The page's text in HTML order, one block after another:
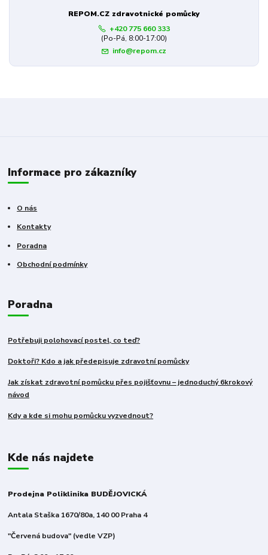
REPOM.CZ zdravotnické pomůcky
+420 775 660 333
(Po-Pá, 8:00-17:00)
info@repom.cz
Informace pro zákazníky
O nás
Kontakty
Poradna
Obchodní podmínky
Poradna
Potřebuji polohovací postel, co teď?
Doktoři? Kdo a jak předepisuje zdravotní pomůcky
Jak získat zdravotní pomůcku přes pojišťovnu – jednoduchý 6krokový
návod
Kdy a kde si mohu pomůcku vyzvednout?
Kde nás najdete
Prodejna Poliklinika BUDĚJOVICKÁ
Antala Staška 1670/80a, 140 00 Praha 4
"Červená budova" (vedle VZP)